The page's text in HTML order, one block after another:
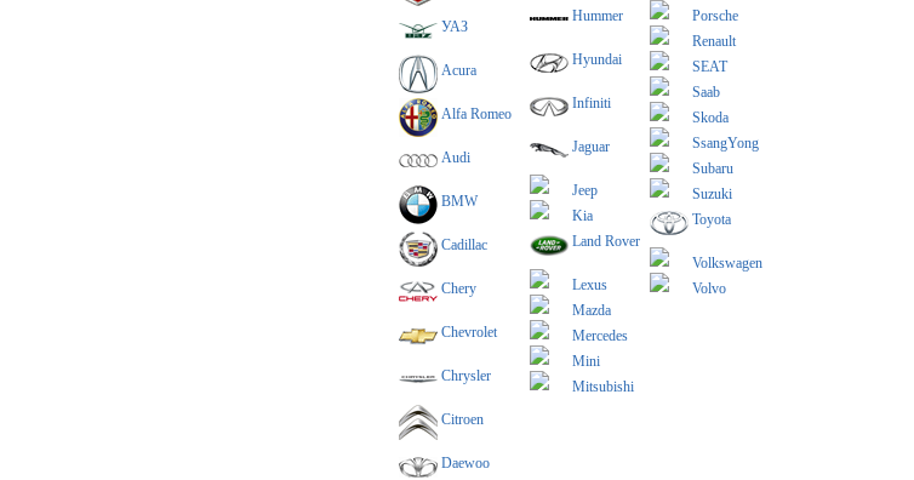
УАЗ
Acura
Alfa Romeo
Audi
BMW
Cadillac
Chery
Chevrolet
Chrysler
Citroen
Daewoo
Hummer
Hyundai
Infiniti
Jaguar
Jeep
Kia
Land Rover
Lexus
Mazda
Mercedes
Mini
Mitsubishi
Porsche
Renault
SEAT
Saab
Skoda
SsangYong
Subaru
Suzuki
Toyota
Volkswagen
Volvo